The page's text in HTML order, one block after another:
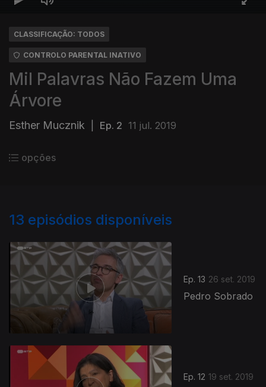
CLASSIFICAÇÃO: TODOS
CONTROLO PARENTAL INATIVO
Mil Palavras Não Fazem Uma
Árvore
Esther Mucznik Ep. 2 11 jul. 2019
opções
13 episódios disponíveis
Ep. 13 26 set. 2019
Pedro Sobrado
Ep. 12 19 set. 2019